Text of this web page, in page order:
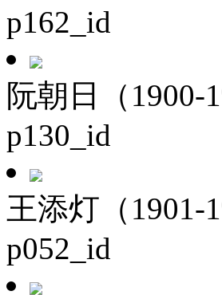
p162_id
阮朝日（1900-
p130_id
王添灯（1901-
p052_id